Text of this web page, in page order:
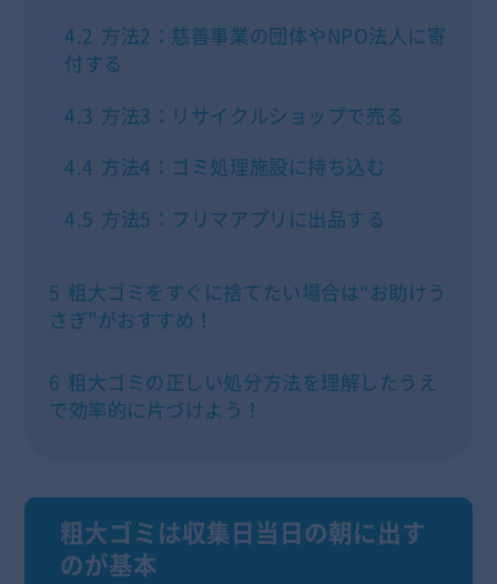
4.2 方法2：慈善事業の団体やNPO法人に寄
付する
4.3 方法3：リサイクルショップで売る
4.4 方法4：ゴミ処理施設に持ち込む
4.5 方法5：フリマアプリに出品する
5 粗大ゴミをすぐに捨てたい場合は“お助けう
さぎ”がおすすめ！
6 粗大ゴミの正しい処分方法を理解したうえ
で効率的に片づけよう！
粗大ゴミは収集日当日の朝に出す
のが基本